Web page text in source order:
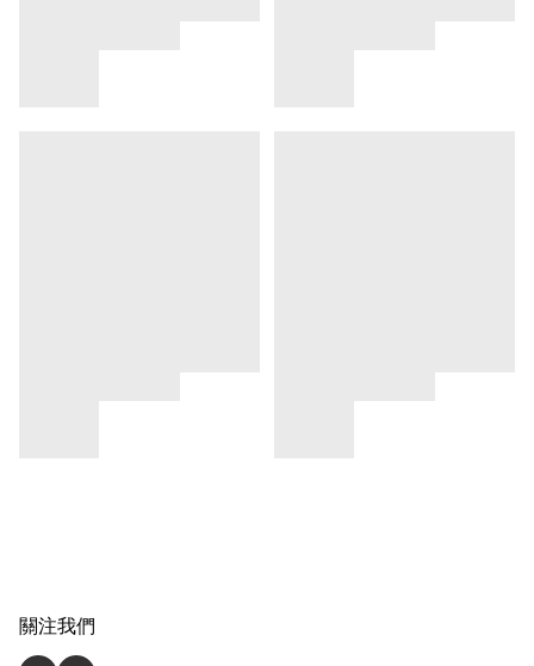
關注我們